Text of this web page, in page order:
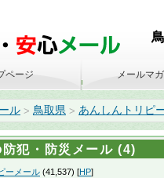
ル > 鳥取県 > あんしんトリピ
ページ メールマ
防犯・防災メール (4)
ーメール (41,537) [HP]